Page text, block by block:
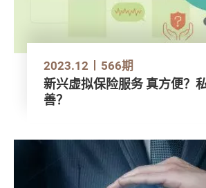
2023.12 566期
新兴虚拟保险服务 真方便？
善？